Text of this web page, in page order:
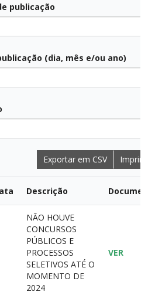
publicação
(dia, mês e/ou ano)
Exportar em CSV Imprimir
Descrição
NÃO HOUVE
CONCURSOS
PÚBLICOS E
PROCESSOS
SELETIVOS ATÉ O
MOMENTO DE
2024
VER